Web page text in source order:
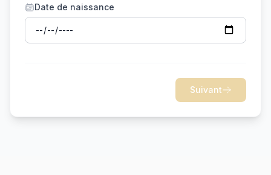
Date de naissance
Suivant